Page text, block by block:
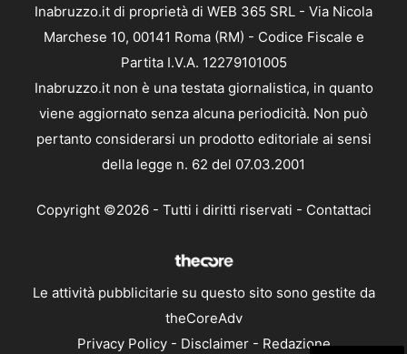
Inabruzzo.it di proprietà di WEB 365 SRL - Via Nicola
Marchese 10, 00141 Roma (RM) - Codice Fiscale e
Partita I.V.A. 12279101005
Inabruzzo.it non è una testata giornalistica, in quanto
viene aggiornato senza alcuna periodicità. Non può
pertanto considerarsi un prodotto editoriale ai sensi
della legge n. 62 del 07.03.2001
Copyright ©2026 - Tutti i diritti riservati - Contattaci
Le attività pubblicitarie su questo sito sono gestite da
theCoreAdv
Privacy Policy- Disclaimer- Redazione